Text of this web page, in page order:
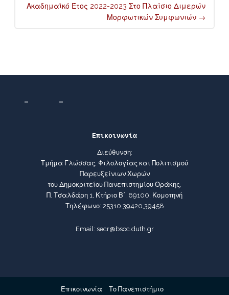
Ακαδημαϊκό Έτος 2022-2023 Στο Πλαίσιο Διμερών
Μορφωτικών Συμφωνιών →
Επικοινωνία
Διεύθυνση:
Τμήμα Γλώσσας, Φιλολογίας και Πολιτισμού
Παρευξείνιων Χωρών
του Δημοκριτείου Πανεπιστημίου Θράκης,
Π. Τσαλδάρη 1, Κτήριο Β΄, 69100, Κομοτηνή
Τηλέφωνο: 25310 39420,39458
Email: secr@bscc.duth.gr
Επικοινωνία Το Πανεπιστήμιο